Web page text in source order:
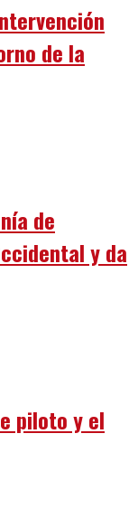
de la
de
y da
piloto y el